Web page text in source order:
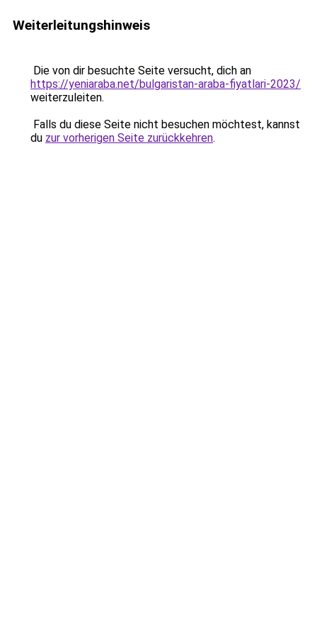
Weiterleitungshinweis
Die von dir besuchte Seite versucht, dich an
https://yeniaraba.net/bulgaristan-araba-fiyatlari-2023/
weiterzuleiten.
Falls du diese Seite nicht besuchen möchtest, kannst
du zur vorherigen Seite zurückkehren.